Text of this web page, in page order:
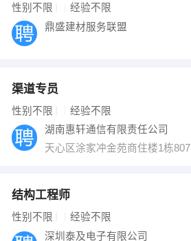
性别不限 经验不限
鼎盛建材服务联盟
渠道专员
性别不限 经验不限
湖南惠轩通信有限责任公司
天心区涂家冲金苑商住楼1栋807
结构工程师
性别不限 经验不限
深圳泰及电子有限公司